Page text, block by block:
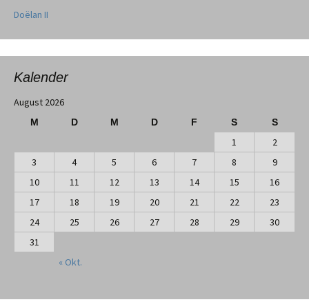
Doëlan II
Kalender
August 2026
M D M D F S S
1
2
3
4 5 6 7 8
9
10
11 12 13 14 15
16
17
18 19 20 21 22
23
24
25 26 27 28 29
30
31
« Okt.